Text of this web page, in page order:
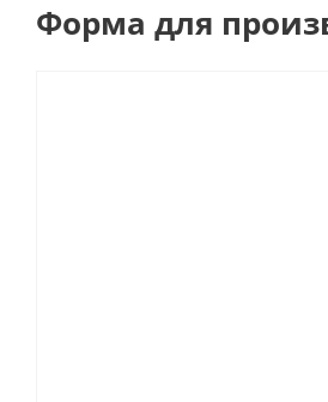
Форма для